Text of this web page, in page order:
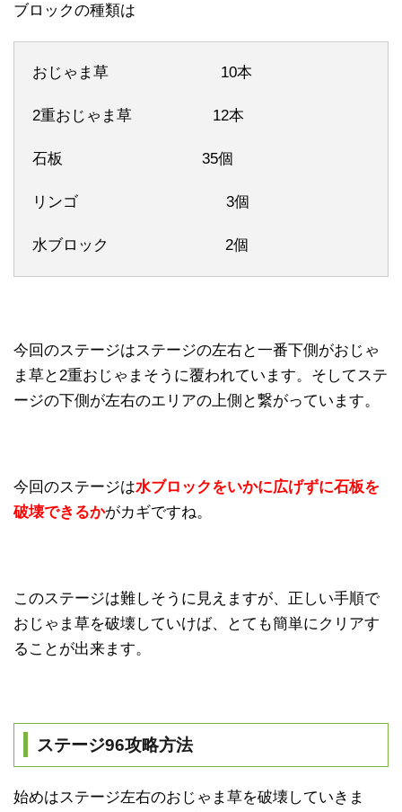
ブロックの種類は
おじゃま草 10本
2重おじゃま草 12本
石板 35個
リンゴ 3個
水ブロック 2個
今回のステージはステージの左右と一番下側がおじゃ
ま草と2重おじゃまそうに覆われています。そしてステ
ージの下側が左右のエリアの上側と繋がっています。
今回のステージは水ブロックをいかに広げずに石板を
破壊できるかがカギですね。
このステージは難しそうに見えますが、正しい手順で
おじゃま草を破壊していけば、とても簡単にクリアす
ることが出来ます。
ステージ96攻略方法
始めはステージ左右のおじゃま草を破壊していきま